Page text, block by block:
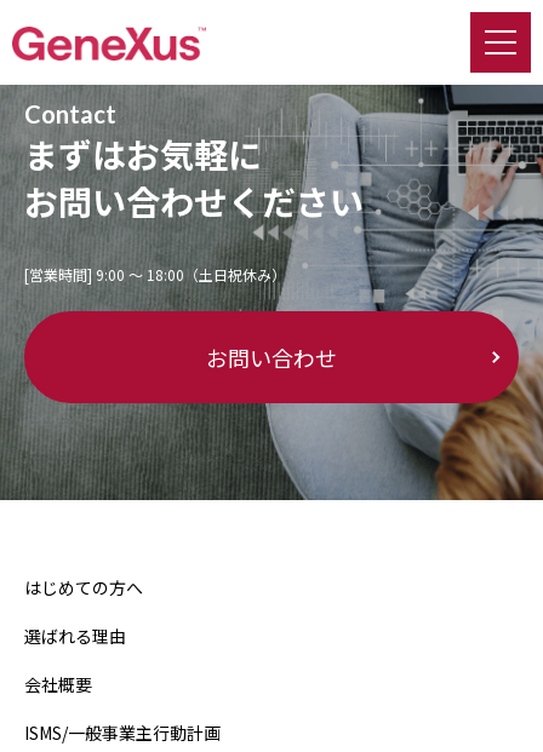
Contact
まずはお気軽に
お問い合わせください
[営業時間] 9:00 〜 18:00（土日祝休み）
お問い合わせ
はじめての方へ
選ばれる理由
会社概要
ISMS/一般事業主行動計画